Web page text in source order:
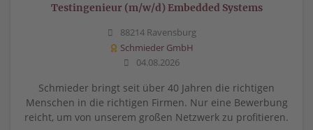
Testingenieur (m/w/d) Embedded Systems
88214 Ravensburg
Schmieder GmbH
04.08.2026
Schmieder bringt seit über 40 Jahren die richtigen
Menschen in die richtigen Firmen. Nur eine Bewerbung
reicht, um von unserem großen Netzwerk zu profitieren.